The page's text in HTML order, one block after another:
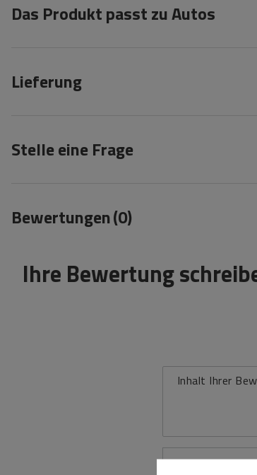
Das Produkt passt zu Autos
Lieferung
Stelle eine Frage
Bewertungen(0)
Ihre Bewertung
Inhalt Ihrer